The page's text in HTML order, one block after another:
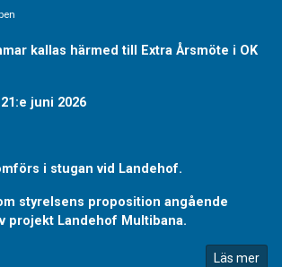
kallas härmed till Extra Årsmöte i OK
juni 2026
i stugan vid Landehof.
styrelsens proposition angående
projekt Landehof Multibana.
Läs mer